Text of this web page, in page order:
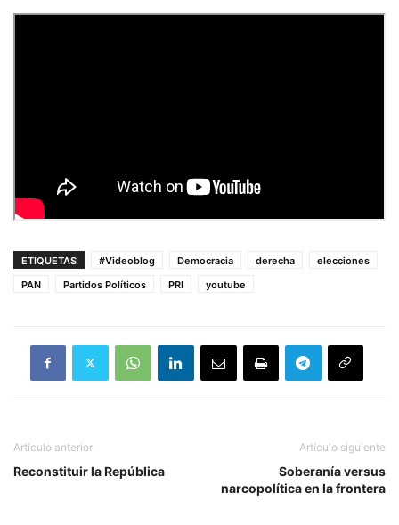
ETIQUETAS #Videoblog Democracia derecha
elecciones
PAN
Partidos Políticos PRI youtube
Artículo anterior
Reconstituir la República
Artículo siguiente
Soberanía versus
narcopolítica en la frontera